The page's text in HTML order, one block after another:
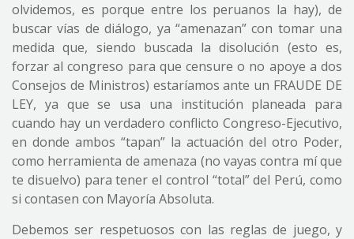
olvidemos, es porque entre los peruanos la hay), de
buscar vías de diálogo, ya “amenazan” con tomar una
medida que, siendo buscada la disolución (esto es,
forzar al congreso para que censure o no apoye a dos
Consejos de Ministros) estaríamos ante un FRAUDE DE
LEY, ya que se usa una institución planeada para
cuando hay un verdadero conflicto Congreso-Ejecutivo,
en donde ambos “tapan” la actuación del otro Poder,
como herramienta de amenaza (no vayas contra mí que
te disuelvo) para tener el control “total” del Perú, como
si contasen con Mayoría Absoluta.
Debemos ser respetuosos con las reglas de juego, y